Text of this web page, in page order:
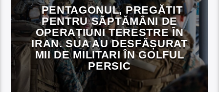
PENTAGONUL, PREGĂTIT
PENTRU SĂPTĂMÂNI DE
OPERAȚIUNI TERESTRE ÎN
IRAN. SUA AU DESFĂȘURAT
MII DE MILITARI ÎN GOLFUL
PERSIC